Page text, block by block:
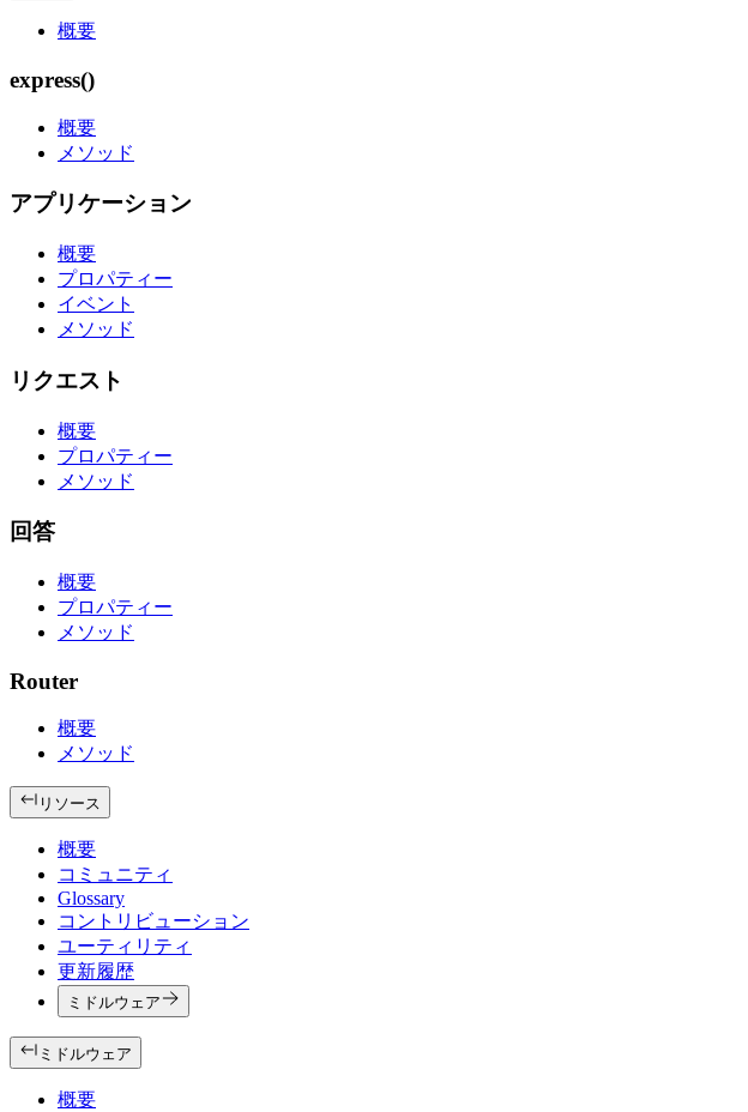
概要
express()
概要
メソッド
アプリケーション
概要
プロパティー
イベント
メソッド
リクエスト
概要
プロパティー
メソッド
回答
概要
プロパティー
メソッド
Router
概要
メソッド
リソース
概要
コミュニティ
Glossary
コントリビューション
ユーティリティ
更新履歴
ミドルウェア
ミドルウェア
概要